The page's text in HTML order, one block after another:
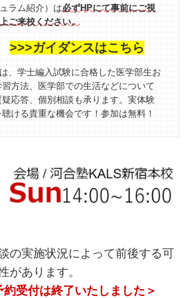
ラム紹介）は必ずHPにて事前にご視
ご来校ください。
>>>ガイダンスはこちら
、学士編入試験に合格した医学部生お
方法、医学部での生活などについて
応答、個別相談も承ります。実体験
ける貴重な機会です！参加は無料！
の実施状況によって前後する可
があります。
約受付は終了いたしました＞